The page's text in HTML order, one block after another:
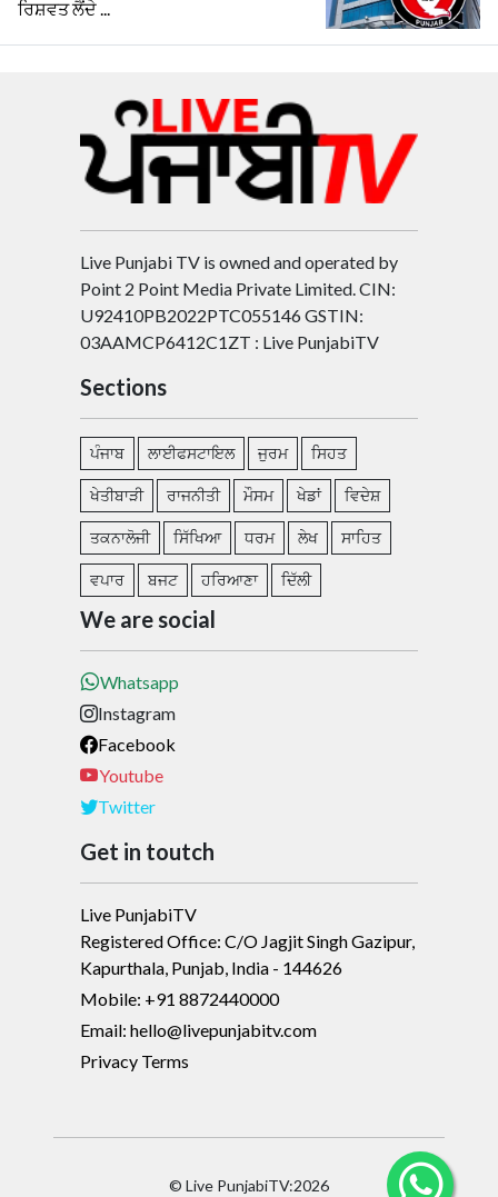
ਰਿਸ਼ਵਤ ਲੈਂਦੇ ...
Live Punjabi TV is owned and operated by
Point 2 Point Media Private Limited. CIN:
U92410PB2022PTC055146 GSTIN:
03AAMCP6412C1ZT : Live PunjabiTV
Sections
ਪੰਜਾਬ ਲਾਈਫਸਟਾਇਲ ਜੁਰਮ ਸਿਹਤ
ਖੇਤੀਬਾੜੀ ਰਾਜਨੀਤੀ ਮੌਸਮ ਖੇਡਾਂ ਵਿਦੇਸ਼
ਤਕਨਾਲੋਜੀ ਸਿੱਖਿਆ ਧਰਮ ਲੇਖ ਸਾਹਿਤ
ਵਪਾਰ ਬਜਟ ਹਰਿਆਣਾ ਦਿੱਲੀ
We are social
Whatsapp
Instagram
Facebook
Youtube
Twitter
Get in toutch
Live PunjabiTV
Registered Office: C/O Jagjit Singh Gazipur,
Kapurthala, Punjab, India - 144626
Mobile: +91 8872440000
Email: hello@livepunjabitv.com
Privacy Terms
© Live PunjabiTV:2026